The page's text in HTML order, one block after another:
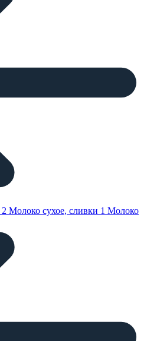
2 Молоко сухое, сливки 1 Молоко